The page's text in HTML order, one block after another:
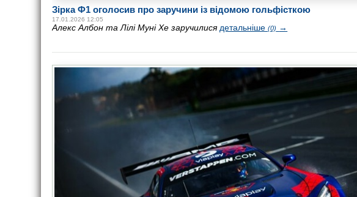
Зірка Ф1 оголосив про заручини із відомою гольфісткою
17.01.2026 12:05
Алекс Албон та Лілі Муні Хе заручилися детальніше(0) →